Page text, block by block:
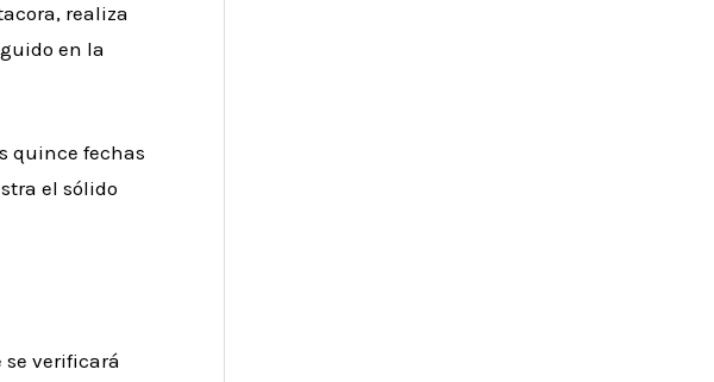
realiza
en la
quince fechas
el sólido
verificará